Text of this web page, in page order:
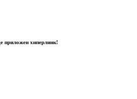
приложен хиперлинк!